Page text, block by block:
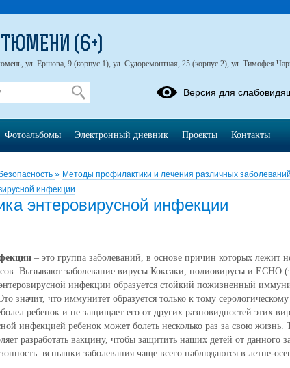
» Методы профилактики и лечения различных заболеваний
инфекции
энтеровирусной инфекции
– это группа заболеваний, в основе причин которых лежит
Вызывают заболевание вирусы Коксаки, полиовирусы и ЕСНО
инфекции образуется стойкий пожизненный
значит, что иммунитет образуется только к тому
ребенок и не защищает его от других разновидностей этих
инфекцией ребенок может болеть несколько раз за свою жизнь.
разработать вакцину, чтобы защитить наших детей от данного
вспышки заболевания чаще всего наблюдаются в летне-
(6+)
ул. Ершова, 9 (корпус 1), ул. Судоремонтная, 25 (корпус 2), ул. Тимофея
Версия для
Фотоальбомы Электронный дневник Проекты Контакты